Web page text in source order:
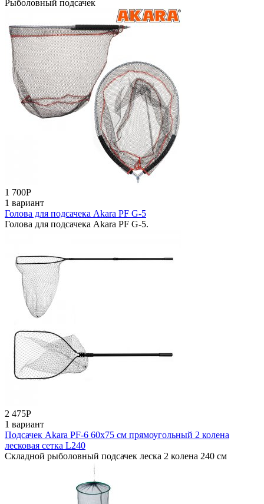
Рыболовный подсачек
1 700Р
1 вариант
Голова для подсачека Akara PF G-5
Голова для подсачека Akara PF G-5.
2 475Р
1 вариант
Подсачек Akara PF-6 60х75 см прямоугольный 2 колена
лесковая сетка L240
Складной рыболовный подсачек леска 2 колена 240 см